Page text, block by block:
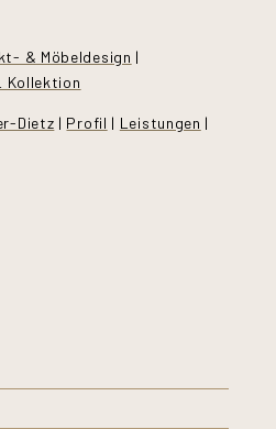
& Möbeldesign |
Kollektion
Dietz | Profil | Leistungen |